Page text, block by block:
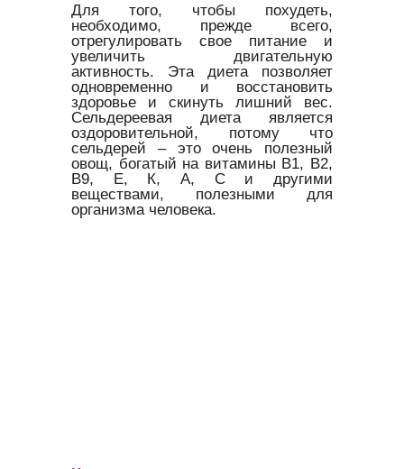
Для того, чтобы похудеть,
необходимо, прежде всего,
отрегулировать свое питание и
увеличить двигательную
активность. Эта диета позволяет
одновременно и восстановить
здоровье и скинуть лишний вес.
Сельдереевая диета является
оздоровительной, потому что
сельдерей – это очень полезный
овощ, богатый на витамины В1, В2,
В9, Е, К, А, С и другими
веществами, полезными для
организма человека.